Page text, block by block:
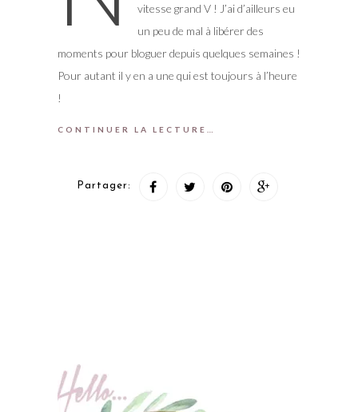
vitesse grand V ! J’ai d’ailleurs eu
un peu de mal à libérer des
moments pour bloguer depuis quelques semaines !
Pour autant il y en a une qui est toujours à l’heure
!
CONTINUER LA LECTURE…
Partager: